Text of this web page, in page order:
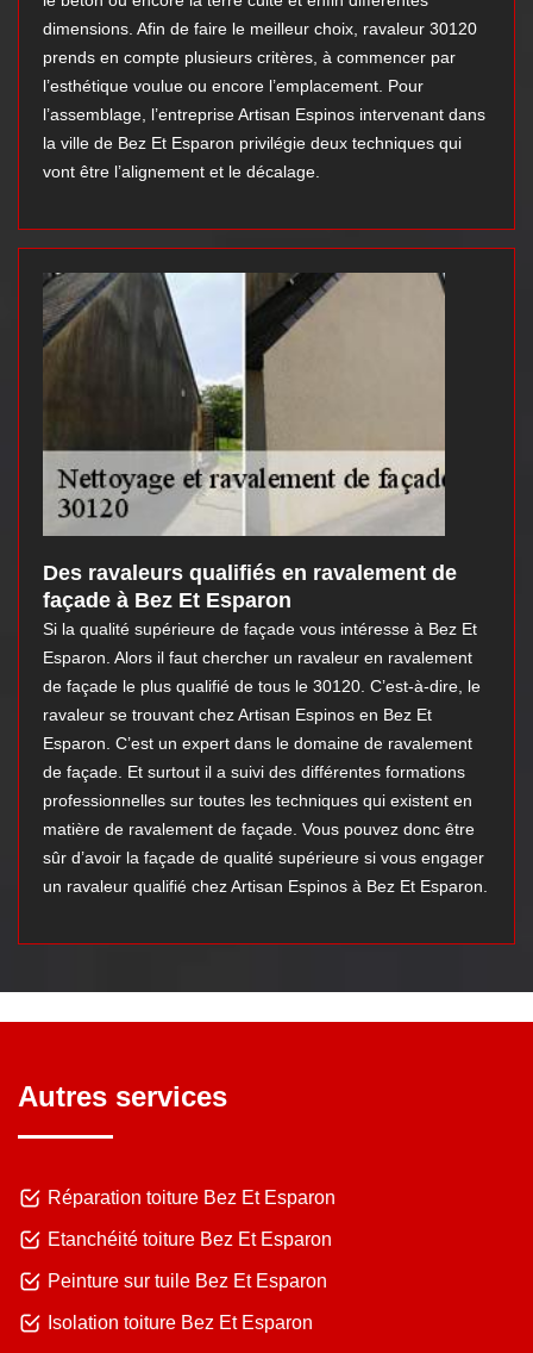
dimensions. Afin de faire le meilleur choix, ravaleur 30120
prends en compte plusieurs critères, à commencer par
l’esthétique voulue ou encore l’emplacement. Pour
l’assemblage, l’entreprise Artisan Espinos intervenant dans
la ville de Bez Et Esparon privilégie deux techniques qui
vont être l’alignement et le décalage.
Des ravaleurs qualifiés en ravalement de
façade à Bez Et Esparon
Si la qualité supérieure de façade vous intéresse à Bez Et
Esparon. Alors il faut chercher un ravaleur en ravalement
de façade le plus qualifié de tous le 30120. C’est-à-dire, le
ravaleur se trouvant chez Artisan Espinos en Bez Et
Esparon. C’est un expert dans le domaine de ravalement
de façade. Et surtout il a suivi des différentes formations
professionnelles sur toutes les techniques qui existent en
matière de ravalement de façade. Vous pouvez donc être
sûr d’avoir la façade de qualité supérieure si vous engager
un ravaleur qualifié chez Artisan Espinos à Bez Et Esparon.
Autres services
Réparation toiture Bez Et Esparon
Etanchéité toiture Bez Et Esparon
Peinture sur tuile Bez Et Esparon
Isolation toiture Bez Et Esparon